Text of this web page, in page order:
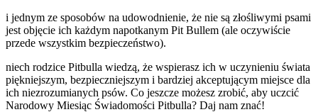
i jednym ze sposobów na udowodnienie, że nie są złośliwymi psami
jest objęcie ich każdym napotkanym Pit Bullem (ale oczywiście
przede wszystkim bezpieczeństwo).
niech rodzice Pitbulla wiedzą, że wspierasz ich w uczynieniu świata
piękniejszym, bezpieczniejszym i bardziej akceptującym miejsce dla
ich niezrozumianych psów. Co jeszcze możesz zrobić, aby uczcić
Narodowy Miesiąc Świadomości Pitbulla? Daj nam znać!